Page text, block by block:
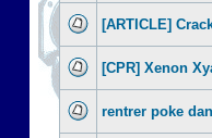
[ARTICLE]
[CPR] Xenon
rentrer poke